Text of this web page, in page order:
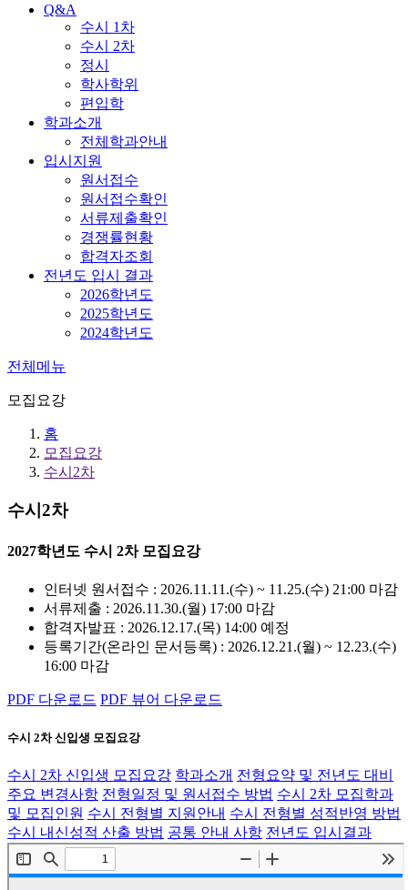
Q&A
수시 1차
수시 2차
정시
학사학위
편입학
학과소개
전체학과안내
입시지원
원서접수
원서접수확인
서류제출확인
경쟁률현황
합격자조회
전년도 입시 결과
2026학년도
2025학년도
2024학년도
전체메뉴
모집요강
홈
모집요강
수시2차
수시2차
2027학년도 수시 2차 모집요강
인터넷 원서접수 : 2026.11.11.(수) ~ 11.25.(수) 21:00 마감
서류제출 : 2026.11.30.(월) 17:00 마감
합격자발표 : 2026.12.17.(목) 14:00 예정
등록기간(온라인 문서등록) : 2026.12.21.(월) ~ 12.23.(수)
16:00 마감
PDF 다운로드 PDF 뷰어 다운로드
수시 2차 신입생 모집요강
수시 2차 신입생 모집요강 학과소개 전형요약 및 전년도 대비
주요 변경사항 전형일정 및 원서접수 방법 수시 2차 모집학과
및 모집인원 수시 전형별 지원안내 수시 전형별 성적반영 방법
수시 내신성적 산출 방법 공통 안내 사항 전년도 입시결과